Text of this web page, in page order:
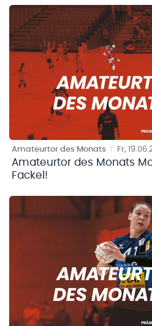
Amateurtor des Monats Fr,
Amateurtor des Monats
Fackel!